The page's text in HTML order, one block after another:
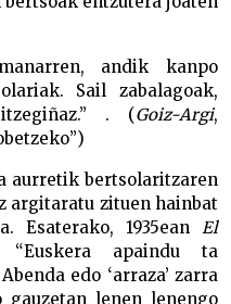
andik kanpo
Sail zabalagoak,
. (Goiz-Argi,
aurretik bertsolaritzaren
argitaratu zituen hainbat
Esaterako, 1935ean El
apaindu ta
edo ‘arraza’ zarra
lenen lenengo